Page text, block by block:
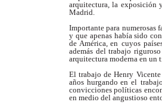
arquitectura, la exposición
Madrid.
Importante para numerosas
y que apenas había sido
de América, en cuyos
además del trabajo
arquitectura moderna en
El trabajo de Henry
años hurgando en el
convicciones políticas
en medio del angustioso